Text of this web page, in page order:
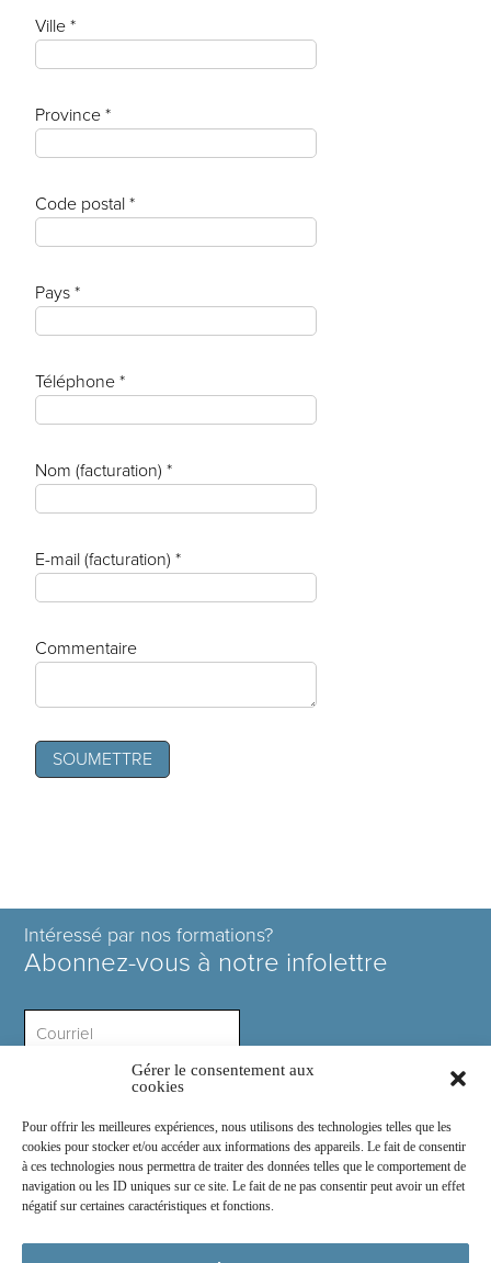
Gérer le consentement aux
cookies
Pour offrir les meilleures expériences, nous utilisons des technologies telles que les
cookies pour stocker et/ou accéder aux informations des appareils. Le fait de consentir
à ces technologies nous permettra de traiter des données telles que le comportement de
navigation ou les ID uniques sur ce site. Le fait de ne pas consentir peut avoir un effet
négatif sur certaines caractéristiques et fonctions.
Ville *
Province *
Code postal *
Pays *
Téléphone *
Nom (facturation) *
E-mail (facturation) *
Commentaire
Intéressé par nos formations?
Abonnez-vous à notre infolettre